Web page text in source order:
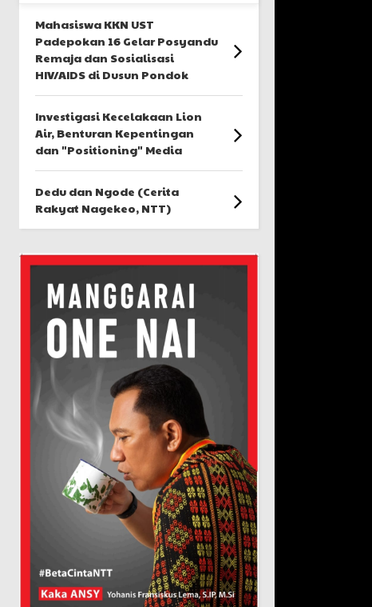
Mahasiswa KKN UST
Padepokan 16 Gelar Posyandu
Remaja dan Sosialisasi
HIV/AIDS di Dusun Pondok
Investigasi Kecelakaan Lion
Air, Benturan Kepentingan
dan "Positioning" Media
Dedu dan Ngode (Cerita
Rakyat Nagekeo, NTT)